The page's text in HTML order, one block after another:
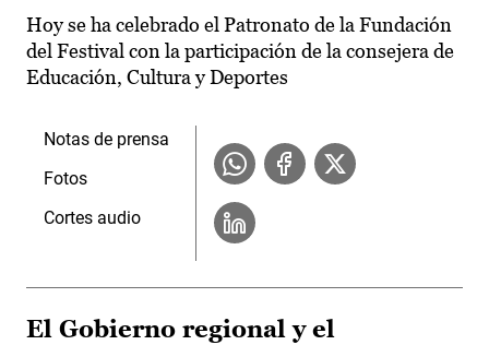
Hoy se ha celebrado el Patronato de la Fundación
del Festival con la participación de la consejera de
Educación, Cultura y Deportes
Notas de prensa
Fotos
Cortes audio
El Gobierno regional y el